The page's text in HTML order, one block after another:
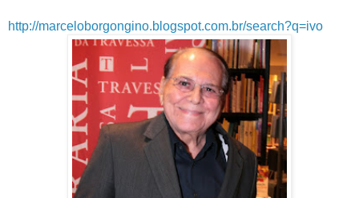
http://marceloborgongino.blogspot.com.br/search?q=ivo